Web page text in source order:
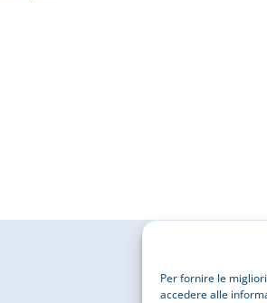
Per fornire le
accedere alle